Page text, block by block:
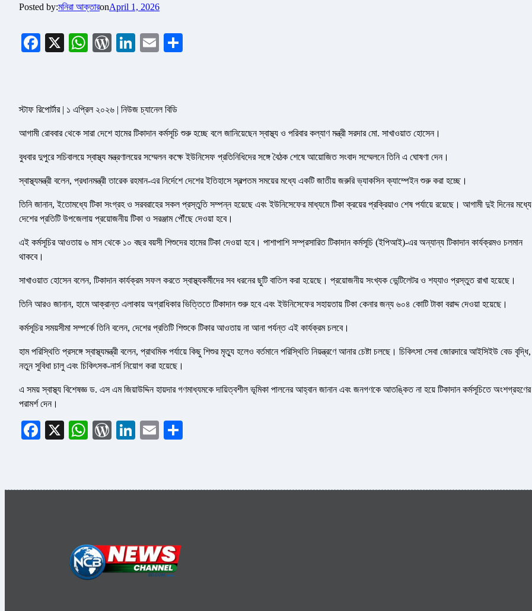
Posted by:মনিরা আক্তারonApril 1, 2026
Facebook
X WhatsApp
WordPress
LinkedIn
Email
স্টাফ রিপোর্টার | ১ এপ্রিল ২০২৬ | নিউজ চ্যানেল বিডি
আগামী রোববার থেকে সারা দেশে হামের টিকাদান কর্মসূচি শুরু হচ্ছে বলে জানিয়েছেন স্বাস্থ্য ও পরিবার কল্যাণ মন্ত্রী সরদার মো. সাখাওয়াত হোসেন।
বুধবার দুপুরে সচিবালয়ে স্বাস্থ্য মন্ত্রণালয়ের সম্মেলন কক্ষে ইউনিসেফ প্রতিনিধিদের সঙ্গে বৈঠক শেষে আয়োজিত সংবাদ সম্মেলনে তিনি এ ঘোষণা দেন।
স্বাস্থ্যমন্ত্রী বলেন, প্রধানমন্ত্রী তারেক রহমান-এর নির্দেশে দেশের ইতিহাসে স্বল্পতম সময়ের মধ্যে একটি জাতীয় জরুরি ভ্যাকসিন ক্যাম্পেইন শুরু করা হচ্ছে।
তিনি জানান, ইতোমধ্যে টিকা সংগ্রহ ও সরবরাহের সকল প্রস্তুতি সম্পন্ন হয়েছে এবং ইউনিসেফের মাধ্যমে টিকা ক্রয়ের প্রক্রিয়াও শেষ পর্যায়ে রয়েছে। আগামী দুই দিনের মধ্যে
দেশের প্রতিটি উপজেলায় প্রয়োজনীয় টিকা ও সরঞ্জাম পৌঁছে দেওয়া হবে।
এই কর্মসূচির আওতায় ৬ মাস থেকে ১০ বছর বয়সী শিশুদের হামের টিকা দেওয়া হবে। পাশাপাশি সম্প্রসারিত টিকাদান কর্মসূচি (ইপিআই)-এর অন্যান্য টিকাদান কার্যক্রমও চলমান
থাকবে।
সাখাওয়াত হোসেন বলেন, টিকাদান কার্যক্রম সফল করতে স্বাস্থ্যকর্মীদের সব ধরনের ছুটি বাতিল করা হয়েছে। প্রয়োজনীয় সংখ্যক ভেন্টিলেটর ও শয্যাও প্রস্তুত রাখা হয়েছে।
তিনি আরও জানান, হামে আক্রান্ত এলাকায় অগ্রাধিকার ভিত্তিতে টিকাদান শুরু হবে এবং ইউনিসেফের সহায়তায় টিকা কেনার জন্য ৬০৪ কোটি টাকা বরাদ্দ দেওয়া হয়েছে।
কর্মসূচির সময়সীমা সম্পর্কে তিনি বলেন, দেশের প্রতিটি শিশুকে টিকার আওতায় না আনা পর্যন্ত এই কার্যক্রম চলবে।
হাম পরিস্থিতি প্রসঙ্গে স্বাস্থ্যমন্ত্রী বলেন, প্রাথমিক পর্যায়ে কিছু শিশুর মৃত্যু হলেও বর্তমানে পরিস্থিতি নিয়ন্ত্রণে আনার চেষ্টা চলছে। চিকিৎসা সেবা জোরদারে আইসিইউ বেড বৃদ্ধি,
নতুন সুবিধা চালু এবং চিকিৎসক-নার্স নিয়োগ করা হয়েছে।
এ সময় স্বাস্থ্য বিশেষজ্ঞ ড. এস এম জিয়াউদ্দিন হায়দার গণমাধ্যমকে দায়িত্বশীল ভূমিকা পালনের আহ্বান জানান এবং জনগণকে আতঙ্কিত না হয়ে টিকাদান কর্মসূচিতে অংশগ্রহণের
পরামর্শ দেন।
Facebook
X WhatsApp
WordPress
LinkedIn
Email